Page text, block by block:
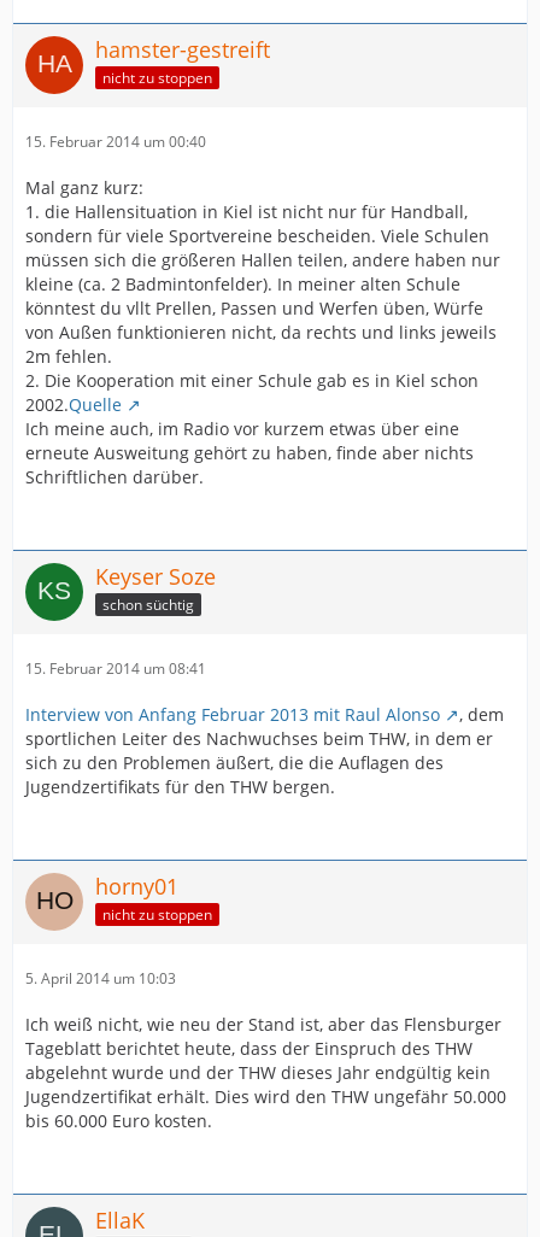
hamster-gestreift
nicht zu stoppen
15. Februar 2014 um 00:40
Mal ganz kurz:
1. die Hallensituation in Kiel ist nicht nur für Handball,
sondern für viele Sportvereine bescheiden. Viele Schulen
müssen sich die größeren Hallen teilen, andere haben nur
kleine (ca. 2 Badmintonfelder). In meiner alten Schule
könntest du vllt Prellen, Passen und Werfen üben, Würfe
von Außen funktionieren nicht, da rechts und links jeweils
2m fehlen.
2. Die Kooperation mit einer Schule gab es in Kiel schon
2002.Quelle
Ich meine auch, im Radio vor kurzem etwas über eine
erneute Ausweitung gehört zu haben, finde aber nichts
Schriftlichen darüber.
Keyser Soze
schon süchtig
15. Februar 2014 um 08:41
Interview von Anfang Februar 2013 mit Raul Alonso
, dem
sportlichen Leiter des Nachwuchses beim THW, in dem er
sich zu den Problemen äußert, die die Auflagen des
Jugendzertifikats für den THW bergen.
horny01
nicht zu stoppen
5. April 2014 um 10:03
Ich weiß nicht, wie neu der Stand ist, aber das Flensburger
Tageblatt berichtet heute, dass der Einspruch des THW
abgelehnt wurde und der THW dieses Jahr endgültig kein
Jugendzertifikat erhält. Dies wird den THW ungefähr 50.000
bis 60.000 Euro kosten.
EllaK